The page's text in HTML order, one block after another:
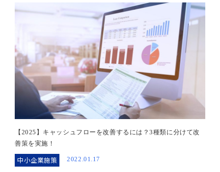
【2025】キャッシュフローを改善するには？3種類に分けて改
善策を実施！
中小企業施策 2022.01.17